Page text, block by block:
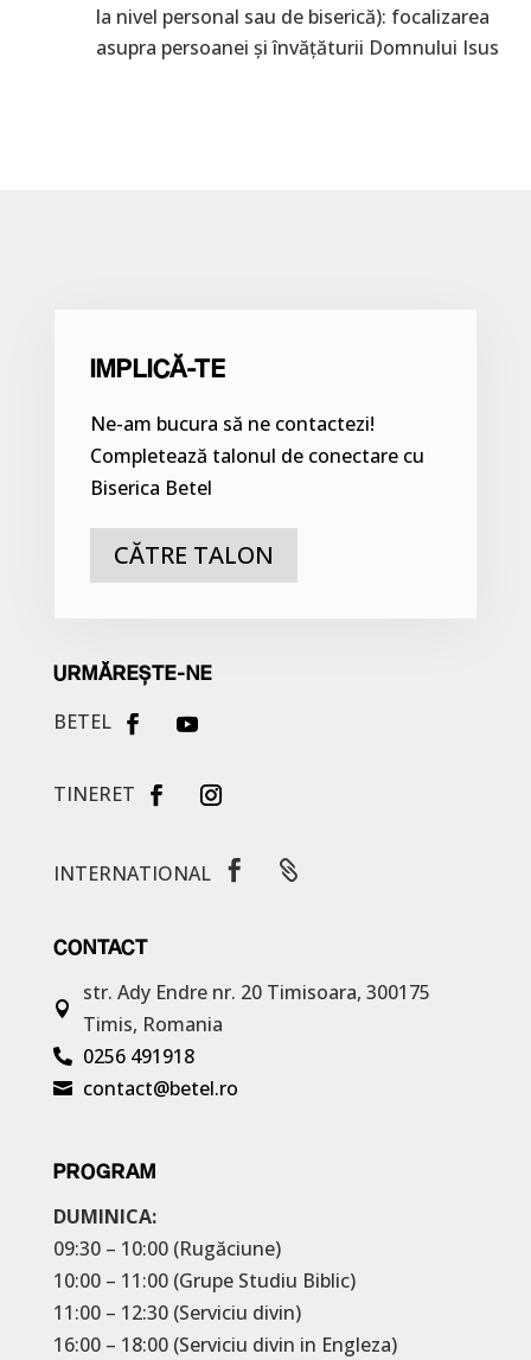
la nivel personal sau de biserică): focalizarea
asupra persoanei şi învăţăturii Domnului Isus
IMPLICĂ-TE
Ne-am bucura să ne contactezi!
Completează talonul de conectare cu
Biserica Betel
CĂTRE TALON
URMĂREȘTE-NE
BETEL
TINERET
INTERNATIONAL  
CONTACT

str. Ady Endre nr. 20 Timisoara, 300175
Timis, Romania
 0256 491918
 contact@betel.ro
PROGRAM
DUMINICA:
09:30 – 10:00 (Rugăciune)
10:00 – 11:00 (Grupe Studiu Biblic)
11:00 – 12:30 (Serviciu divin)
16:00 – 18:00 (Serviciu divin in Engleza)